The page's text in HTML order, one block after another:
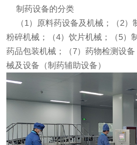
制药设备的分类
（1）原料药设备及机械；（2）
粉碎机械；（4）饮片机械；（5）
药品包装机械；（7）药物检测设
械及设备（制药辅助设备）